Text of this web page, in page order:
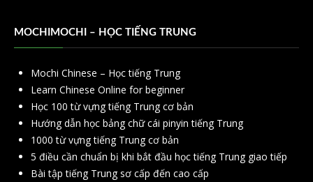
MOCHIMOCHI – HỌC TIẾNG TRUNG
Mochi Chinese – Học tiếng Trung
Learn Chinese Online for beginner
Học 100 từ vựng tiếng Trung cơ bản
Hướng dẫn học bảng chữ cái pinyin tiếng Trung
1000 từ vựng tiếng Trung cơ bản
5 điều cần chuẩn bị khi bắt đầu học tiếng Trung giao tiếp
Bài tập tiếng Trung sơ cấp đến cao cấp